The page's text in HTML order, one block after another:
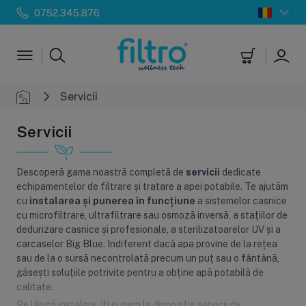
0752.345.876
Servicii
Servicii
Descoperă gama noastră completă de servicii dedicate
echipamentelor de filtrare și tratare a apei potabile. Te ajutăm
cu instalarea și punerea în funcțiune a sistemelor casnice
cu microfiltrare, ultrafiltrare sau osmoză inversă, a stațiilor de
dedurizare casnice și profesionale, a sterilizatoarelor UV și a
carcaselor Big Blue. Indiferent dacă apa provine de la rețea
sau de la o sursă necontrolată precum un puț sau o fântână,
găsești soluțiile potrivite pentru a obține apă potabilă de
calitate.